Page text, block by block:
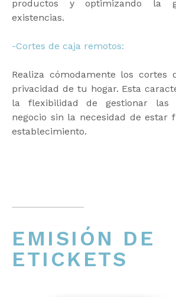
productos y optimizando la
existencias.
-Cortes de caja remotos:
Realiza cómodamente los cortes
privacidad de tu hogar. Esta
la flexibilidad de gestionar las
negocio sin la necesidad de estar
establecimiento.
EMISIÓN DE
ETICKETS